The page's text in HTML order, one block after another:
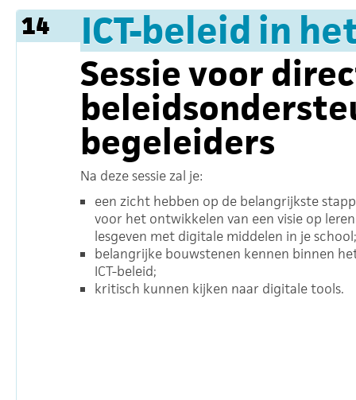
14 ICT-beleid in
Sessie voor
begeleiders
Na deze sessie zal je:
een zicht hebben op de belangrijkste
voor het ontwikkelen van een visie op
lesgeven met digitale middelen in je school;
belangrijke bouwstenen kennen binnen
ICT-beleid;
kritisch kunnen kijken naar digitale tools.